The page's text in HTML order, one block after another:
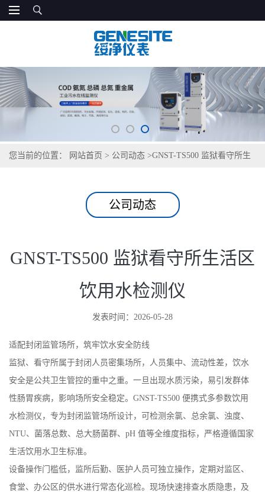
您当前的位置： 网站首页 > 公司动态 >GNST-TS500 监狱看守所生
公司动态
GNST-TS500 监狱看守所生活区
饮用水检测仪
发表时间：2026-05-28
适配封闭监管场所，筑牢饮水安全防线
监狱、看守所属于封闭人员密集场所，人员集中、流动性差，饮水
安全是公共卫生管控的重中之重。一旦出现水质污染，易引发群体
性肠胃疾病，影响场所安全稳定。GNST-TS500 便携式多参数饮用
水检测仪，专为封闭监管场所设计，可检测余氯、总余氯、浊度、
NTU、菌落总数、总大肠菌群、pH 值等全维度指标，严格遵循国家
生活饮用水卫生标准。
设备操作门槛低，监所后勤、医护人员可独立操作，定期对监区、
食堂、办公区的供水进行常态化巡检。现场快速排查水质隐患，及